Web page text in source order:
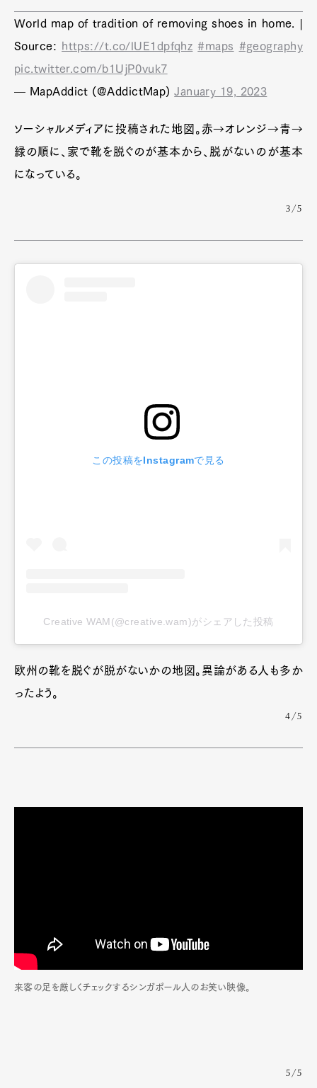
World map of tradition of removing shoes in home. |
Source:
https://t.co/lUE1dpfqhz #maps #geography
pic.twitter.com/b1UjP0vuk7
— MapAddict (@AddictMap)January 19, 2023
ソーシャルメディアに投稿された地図。赤→オレンジ→青→
緑の順に、家で靴を脱ぐのが基本から、脱がないのが基本
になっている。
3/5
この投稿をInstagramで見る
Creative WAM(@creative.wam)がシェアした投稿
欧州の靴を脱ぐが脱がないかの地図。異論がある人も多か
ったよう。
4/5
来客の足を厳しくチェックするシンガポール人のお笑い映像。
5/5